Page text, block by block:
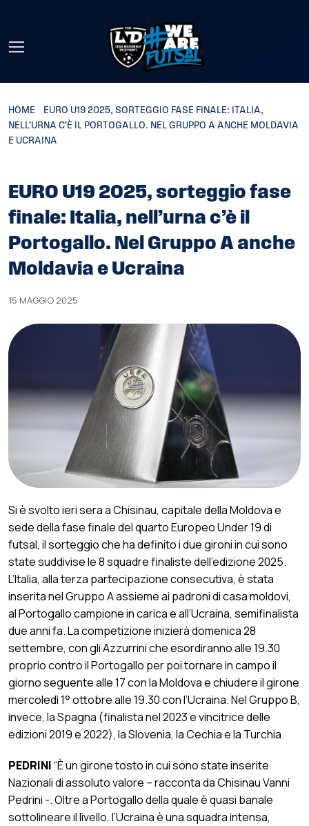
HOME
EURO U19 2025, SORTEGGIO FASE FINALE: ITALIA,
NELL’URNA C’È IL PORTOGALLO. NEL GRUPPO A ANCHE MOLDAVIA
E UCRAINA
EURO U19 2025, sorteggio fase
finale: Italia, nell’urna c’è il
Portogallo. Nel Gruppo A anche
Moldavia e Ucraina
15 MAGGIO 2025
Si è svolto ieri sera a Chisinau, capitale della Moldova e
sede della fase finale del quarto Europeo Under 19 di
futsal, il sorteggio che ha definito i due gironi in cui sono
state suddivise le 8 squadre finaliste dell’edizione 2025.
L’Italia, alla terza partecipazione consecutiva, è stata
inserita nel Gruppo A assieme ai padroni di casa moldovi,
al Portogallo campione in carica e all’Ucraina, semifinalista
due anni fa. La competizione inizierà domenica 28
settembre, con gli Azzurrini che esordiranno alle 19.30
proprio contro il Portogallo per poi tornare in campo il
giorno seguente alle 17 con la Moldova e chiudere il girone
mercoledì 1° ottobre alle 19.30 con l’Ucraina. Nel Gruppo B,
invece, la Spagna (finalista nel 2023 e vincitrice delle
edizioni 2019 e 2022), la Slovenia, la Cechia e la Turchia.
PEDRINI“È un girone tosto in cui sono state inserite
Nazionali di assoluto valore – racconta da Chisinau Vanni
Pedrini -. Oltre a Portogallo della quale è quasi banale
sottolineare il livello, l’Ucraina è una squadra intensa,